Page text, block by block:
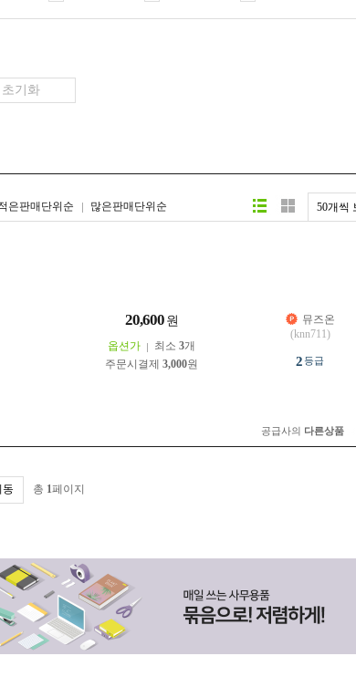
은판매단위순 많은판매단위순 50개씩
20,600 원
옵션가 최소 3개
주문시결제 3,000원
뮤즈온
(knn711)
2등급
공급사의 다른상품
총 1페이지